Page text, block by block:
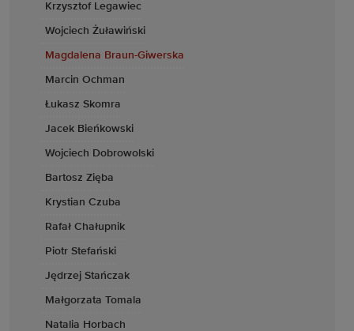
Krzysztof Legawiec
Wojciech Żuławiński
Magdalena Braun-Giwerska
Marcin Ochman
Łukasz Skomra
Jacek Bieńkowski
Wojciech Dobrowolski
Bartosz Zięba
Krystian Czuba
Rafał Chałupnik
Piotr Stefański
Jędrzej Stańczak
Małgorzata Tomala
Natalia Horbach